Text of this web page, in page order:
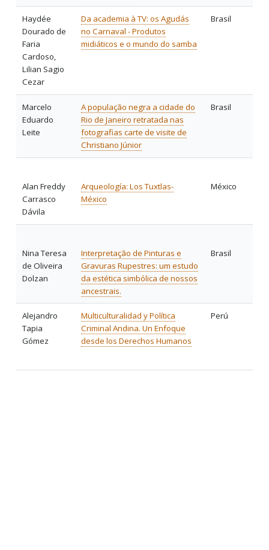
Haydée
Dourado de
Faria
Cardoso,
Lilian Sagio
Cezar
Da academia à TV: os Agudás
no Carnaval - Produtos
midiáticos e o mundo do samba
Brasil
Marcelo
Eduardo
Leite
A população negra a cidade do
Rio de Janeiro retratada nas
fotografias carte de visite de
Christiano Júnior
Brasil
Alan Freddy
Carrasco
Dávila
Arqueología: Los Tuxtlas-
México
México
Nina Teresa
de Oliveira
Dolzan
Interpretação de Pinturas e
Gravuras Rupestres: um estudo
da estética simbólica de nossos
ancestrais.
Brasil
Alejandro
Tapia
Gómez
Multiculturalidad y Política
Criminal Andina. Un Enfoque
desde los Derechos Humanos
Perú